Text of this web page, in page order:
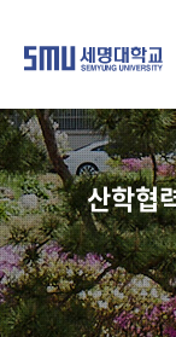
산학협